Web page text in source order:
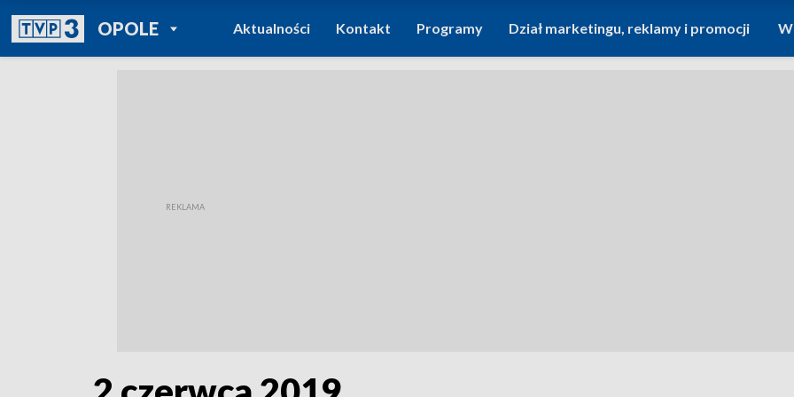
OPOLEPOWRÓT DO
TVP REGIONY
Aktualności Kontakt Programy Dział marketingu, reklamy i promocji